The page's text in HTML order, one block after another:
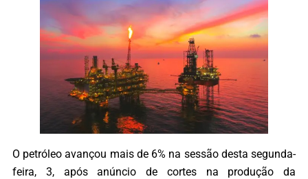
O petróleo avançou mais de 6% na sessão desta segunda-
feira, 3, após anúncio de cortes na produção da